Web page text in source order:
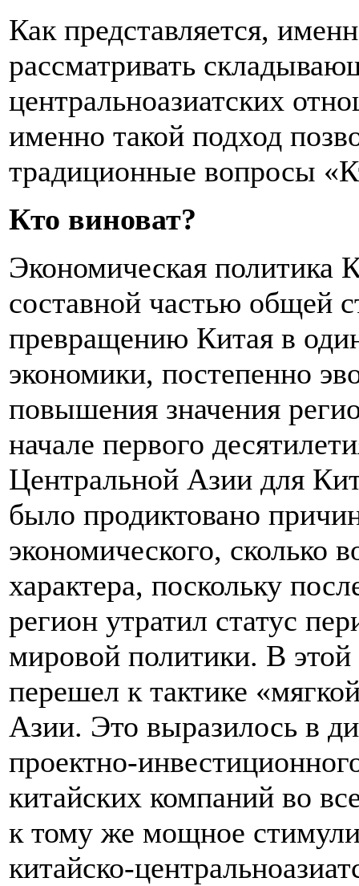
Как представляется,
рассматривать
центральноазиатских
именно такой подход
традиционные вопросы
Кто виноват?
Экономическая
составной частью общей
превращению Китая в
экономики, постепенно
повышения значения
начале первого
Центральной Азии для
было продиктовано
экономического, сколько
характера, поскольку
регион утратил статус
мировой политики. В
перешел к тактике
Азии. Это выразилось в
проектно-
китайских компаний во
к тому же мощное
китайско-